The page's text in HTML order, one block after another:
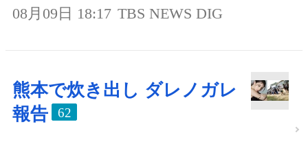
08月09日 18:17 TBS NEWS DIG
熊本で炊き出し ダレノガレ
報告
62